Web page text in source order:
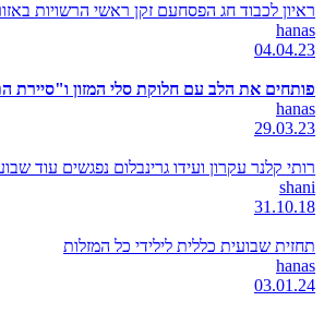
ראיון לכבוד חג הפסחעם זקן ראשי הרשויות
hanas
04.04.23
פותחים את הלב עם חלוקת סלי המזון ו"סיירת
hanas
29.03.23
רותי קלנר עקרון ועידו גרינבלום נפגשים עוד
shani
31.10.18
תחזית שבועית כללית לילידי כל המזלות
hanas
03.01.24